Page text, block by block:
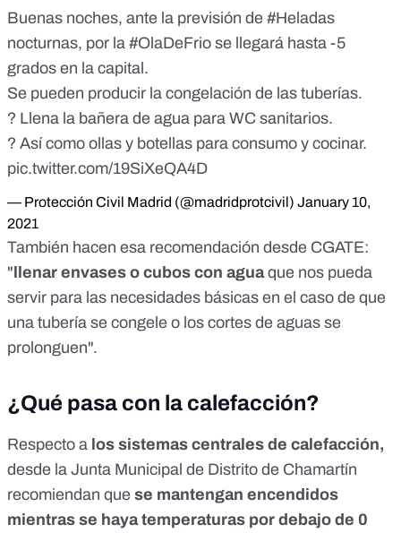
Buenas noches, ante la previsión de #Heladas
nocturnas, por la #OlaDeFrio se llegará hasta -5
grados en la capital.
Se pueden producir la congelación de las tuberías.
? Llena la bañera de agua para WC sanitarios.
? Así como ollas y botellas para consumo y cocinar.
pic.twitter.com/19SiXeQA4D
— Protección Civil Madrid (@madridprotcivil) January 10,
2021
También hacen esa recomendación desde CGATE:
" llenar envases o cubos con aguaque nos pueda
servir para las necesidades básicas en el caso de que
una tubería se congele o los cortes de aguas se
prolonguen".
¿Qué pasa con la calefacción?
Respecto a los sistemas centrales de calefacción,
desde la Junta Municipal de Distrito de Chamartín
recomiendan que se mantengan encendidos
mientras se haya temperaturas por debajo de 0